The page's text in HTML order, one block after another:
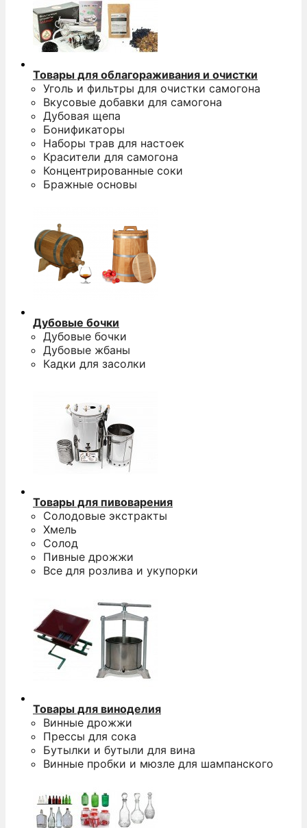
Товары для облагораживания и очистки
Уголь и фильтры для очистки самогона
Вкусовые добавки для самогона
Дубовая щепа
Бонификаторы
Наборы трав для настоек
Красители для самогона
Концентрированные соки
Бражные основы
Дубовые бочки
Дубовые бочки
Дубовые жбаны
Кадки для засолки
Товары для пивоварения
Солодовые экстракты
Хмель
Солод
Пивные дрожжи
Все для розлива и укупорки
Товары для виноделия
Винные дрожжи
Прессы для сока
Бутылки и бутыли для вина
Винные пробки и мюзле для шампанского